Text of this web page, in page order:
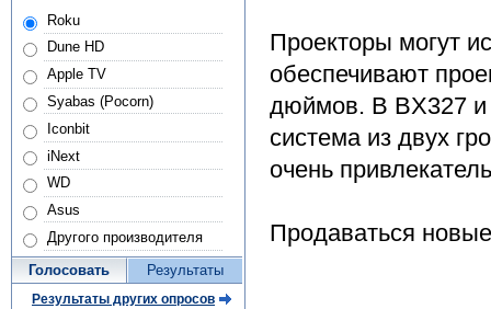
Проекторы могут
обеспечивают
дюймов. В BX327 и
система из двух
очень
Продаваться
Roku
Dune HD
Apple TV
Syabas (Pocorn)
Iconbit
iNext
WD
Asus
Другого производителя
Голосовать Результаты
Результаты других опросов